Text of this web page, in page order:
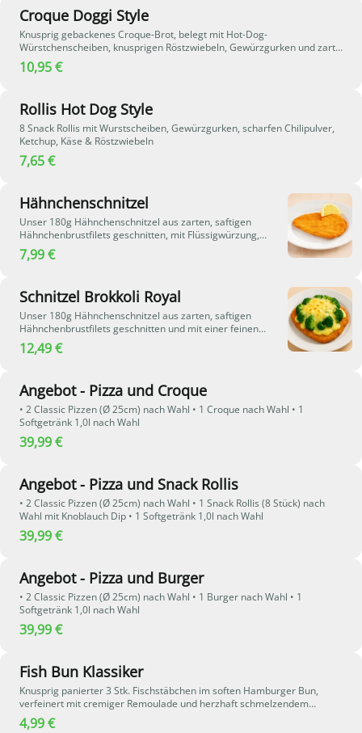
Croque Doggi Style
Knusprig gebackenes Croque-Brot, belegt mit Hot-Dog-
Würstchenscheiben, knusprigen Röstzwiebeln, Gewürzgurken und zart
schmelzendem Gouda-Käse - eine herzhafte Kombination mit
klassischem Hot-Dog-Geschmack.
10,95 €
Rollis Hot Dog Style
8 Snack Rollis mit Wurstscheiben, Gewürzgurken, scharfen Chilipulver,
Ketchup, Käse & Röstzwiebeln
7,65 €
Hähnchenschnitzel
Unser 180g Hähnchenschnitzel aus zarten, saftigen
Hähnchenbrustfilets geschnitten, mit Flüssigwürzung,
umhüllt von einer leckeren Bröselpanade mit einem Stück
Zitrone
7,99 €
Schnitzel Brokkoli Royal
Unser 180g Hähnchenschnitzel aus zarten, saftigen
Hähnchenbrustfilets geschnitten und mit einer feinen
Flüssigwürzung veredelt. Umhüllt von einer goldbraunen,
knusprigen Bröselpanade, wird das Schnitzel mit Brokkoli
es herzhaft und cremig lieben
12,49 €
Angebot - Pizza und Croque
• 2 Classic Pizzen (Ø 25cm) nach Wahl • 1 Croque nach Wahl • 1
Softgetränk 1,0l nach Wahl
39,99 €
Angebot - Pizza und Snack Rollis
• 2 Classic Pizzen (Ø 25cm) nach Wahl • 1 Snack Rollis (8 Stück) nach
Wahl mit Knoblauch Dip • 1 Softgetränk 1,0l nach Wahl
39,99 €
Angebot - Pizza und Burger
• 2 Classic Pizzen (Ø 25cm) nach Wahl • 1 Burger nach Wahl • 1
Softgetränk 1,0l nach Wahl
39,99 €
Fish Bun Klassiker
Knusprig panierter 3 Stk. Fischstäbchen im soften Hamburger Bun,
verfeinert mit cremiger Remoulade und herzhaft schmelzendem
Chester-Käse. Ein echter Klassiker mit vollem Geschmack.
4,99 €